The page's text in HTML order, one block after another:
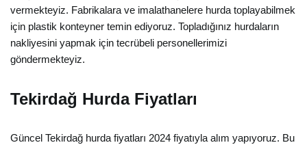
vermekteyiz. Fabrikalara ve imalathanelere hurda toplayabilmek
için plastik konteyner temin ediyoruz. Topladığınız hurdaların
nakliyesini yapmak için tecrübeli personellerimizi
göndermekteyiz.
Tekirdağ Hurda Fiyatları
Güncel Tekirdağ hurda fiyatları 2024 fiyatıyla alım yapıyoruz. Bu